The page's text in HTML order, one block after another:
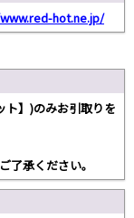
hot.ne.jp/
ト】)のみお引取りを
了承ください。